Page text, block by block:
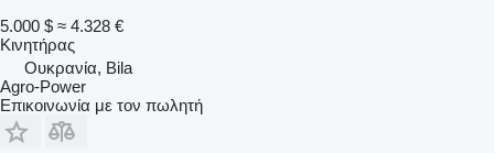
5.000 $ ≈ 4.328 €
Κινητήρας
Ουκρανία, Bila
Agro-Power
Επικοινωνία με τον πωλητή